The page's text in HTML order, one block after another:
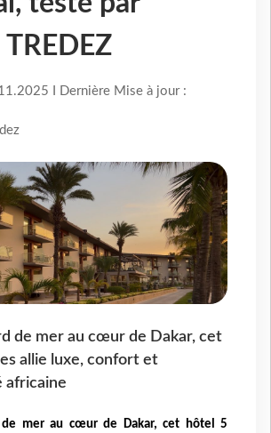
I Dernière Mise à jour :
de mer au cœur de Dakar, cet
allie luxe, confort et
africaine
mer au cœur de Dakar, cet hôtel 5